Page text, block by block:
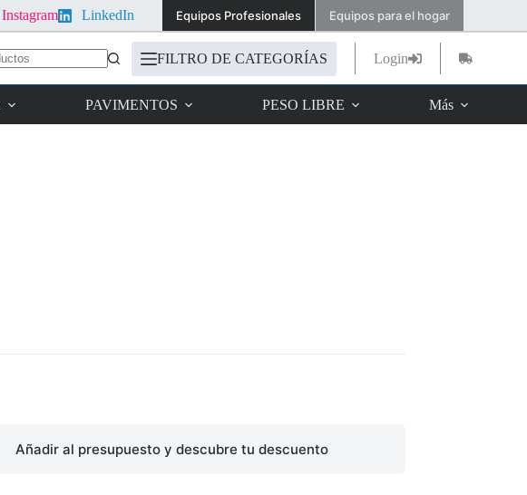
Instagram LinkedIn Equipos Profesionales Equipos para el hogar
FILTRO DE CATEGORÍAS Login
Carro
de
PAVIMENTOS PESO LIBRE Más
Añadir al presupuesto y descubre tu descuento